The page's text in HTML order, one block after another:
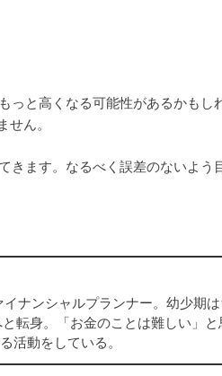
と高くなる可能性があるかもし
ん。
ます。なるべく誤差のないよ
ナンシャルプランナー。幼少期
転身。「お金のことは難しい」
活動をしている。